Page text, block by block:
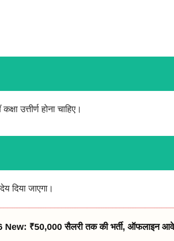
उत्तीर्ण होना चाहिए।
दिया जाएगा।
₹50,000 सैलरी तक की भर्ती, ऑफलाइन